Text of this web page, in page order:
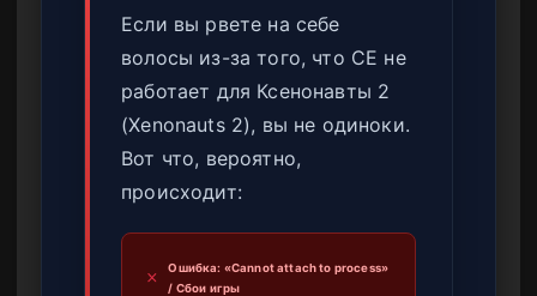
Если вы рвете на себе
волосы из-за того, что CE не
работает для Ксенонавты 2
(Xenonauts 2), вы не одиноки.
Вот что, вероятно,
происходит:
Ошибка: «Cannot attach to process»
/ Сбои игры